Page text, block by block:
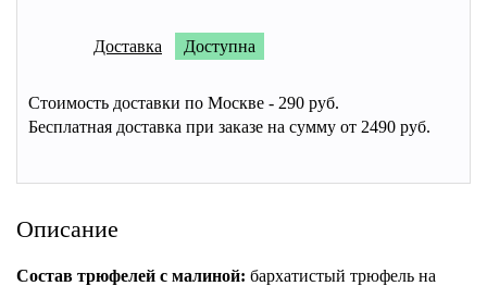
Доставка Доступна
Стоимость доставки по Москве - 290 руб.
Бесплатная доставка при заказе на сумму от 2490 руб.
Описание
Состав трюфелей с малиной: бархатистый трюфель на